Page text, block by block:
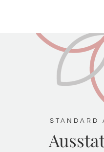
STANDARD